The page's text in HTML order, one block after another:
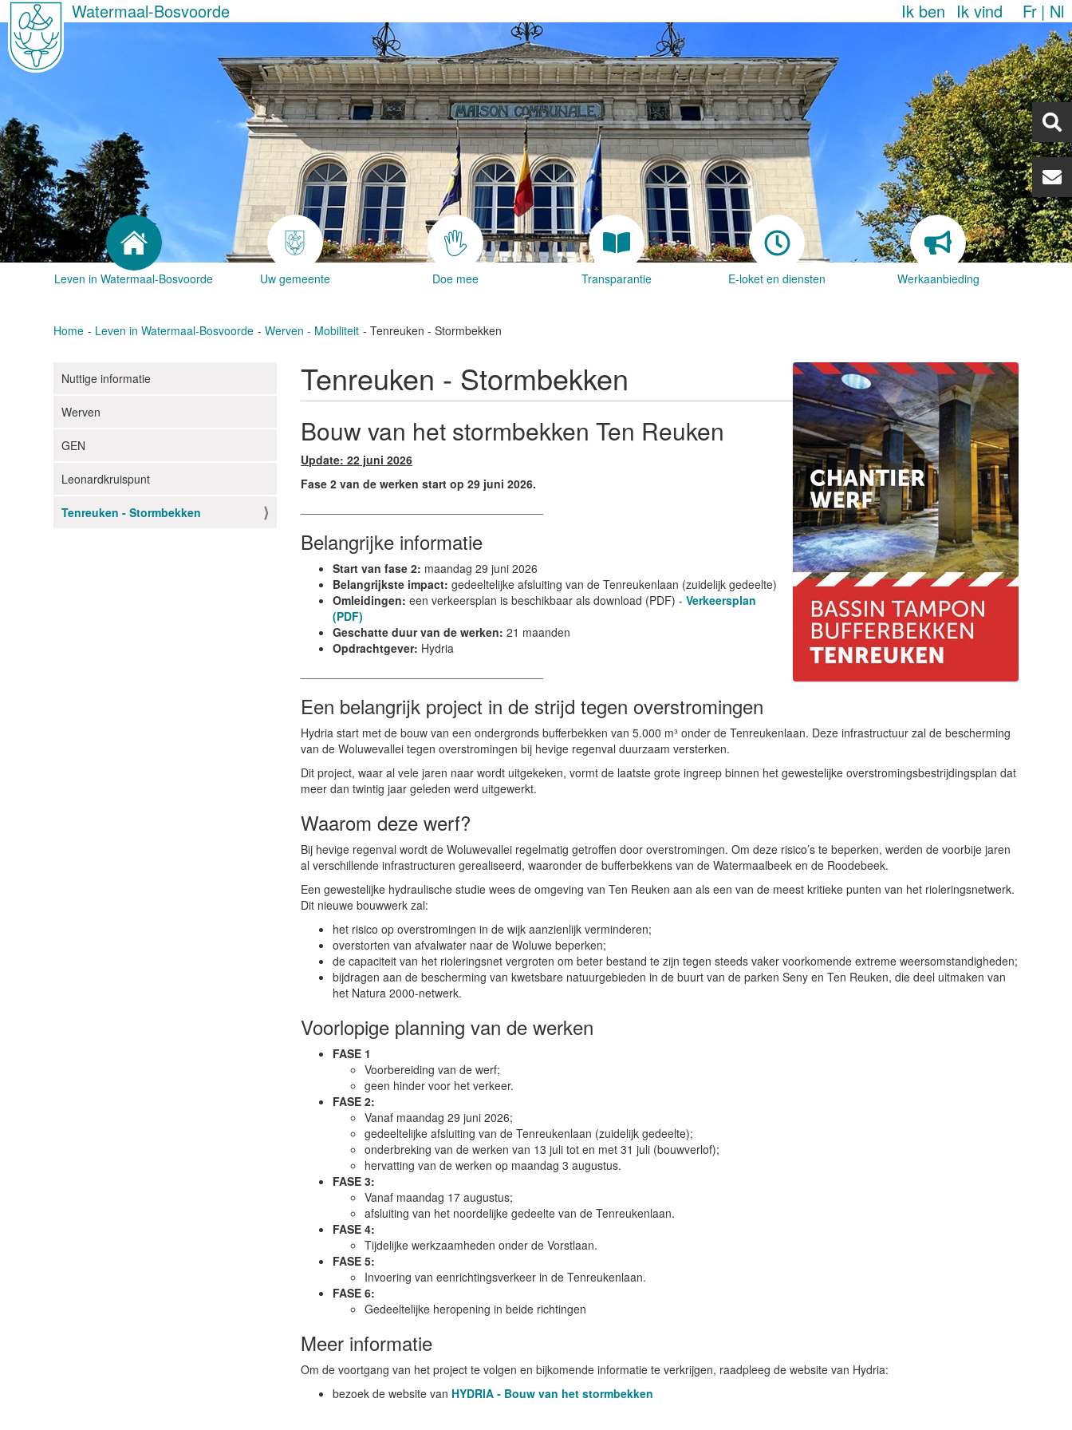
Watermaal-Bosvoorde Ik ben Ik vind Fr Nl
Leven in Watermaal-Bosvoorde Uw gemeente Doe mee Transparantie E-loket en diensten Werkaanbieding
Home Leven in Watermaal-Bosvoorde Werven - Mobiliteit Tenreuken - Stormbekken
N
v
i
a
i
Nuttige informatie
Werven
GEN
Leonardkruispunt
Tenreuken - Stormbekken
Tenreuken - Stormbekken
Bouw van het stormbekken Ten Reuken
Update: 22 juni 2026
Fase 2 van de werken start op 29 juni 2026.
Belangrijke informatie
Start van fase 2: maandag 29 juni 2026
Belangrijkste impact: gedeeltelijke afsluiting van de Tenreukenlaan (zuidelijk gedeelte)
Omleidingen: een verkeersplan is beschikbaar als download (PDF) -Verkeersplan
(PDF)
Geschatte duur van de werken: 21 maanden
Opdrachtgever: Hydria
Een belangrijk project in de strijd tegen overstromingen
Hydria start met de bouw van een ondergronds bufferbekken van 5.000 m³ onder de Tenreukenlaan. Deze infrastructuur zal de bescherming
van de Woluwevallei tegen overstromingen bij hevige regenval duurzaam versterken.
Dit project, waar al vele jaren naar wordt uitgekeken, vormt de laatste grote ingreep binnen het gewestelijke overstromingsbestrijdingsplan dat
meer dan twintig jaar geleden werd uitgewerkt.
Waarom deze werf?
Bij hevige regenval wordt de Woluwevallei regelmatig getroffen door overstromingen. Om deze risico’s te beperken, werden de voorbije jaren
al verschillende infrastructuren gerealiseerd, waaronder de bufferbekkens van de Watermaalbeek en de Roodebeek.
Een gewestelijke hydraulische studie wees de omgeving van Ten Reuken aan als een van de meest kritieke punten van het rioleringsnetwerk.
Dit nieuwe bouwwerk zal:
het risico op overstromingen in de wijk aanzienlijk verminderen;
overstorten van afvalwater naar de Woluwe beperken;
de capaciteit van het rioleringsnet vergroten om beter bestand te zijn tegen steeds vaker voorkomende extreme weersomstandigheden;
bijdragen aan de bescherming van kwetsbare natuurgebieden in de buurt van de parken Seny en Ten Reuken, die deel uitmaken van
het Natura 2000-netwerk.
Voorlopige planning van de werken
FASE 1
Voorbereiding van de werf;
geen hinder voor het verkeer.
FASE 2:
Vanaf maandag 29 juni 2026;
gedeeltelijke afsluiting van de Tenreukenlaan (zuidelijk gedeelte);
onderbreking van de werken van 13 juli tot en met 31 juli (bouwverlof);
hervatting van de werken op maandag 3 augustus.
FASE 3:
Vanaf maandag 17 augustus;
afsluiting van het noordelijke gedeelte van de Tenreukenlaan.
FASE 4:
Tijdelijke werkzaamheden onder de Vorstlaan.
FASE 5:
Invoering van eenrichtingsverkeer in de Tenreukenlaan.
FASE 6:
Gedeeltelijke heropening in beide richtingen
Meer informatie
Om de voortgang van het project te volgen en bijkomende informatie te verkrijgen, raadpleeg de website van Hydria:
bezoek de website van HYDRIA - Bouw van het stormbekken